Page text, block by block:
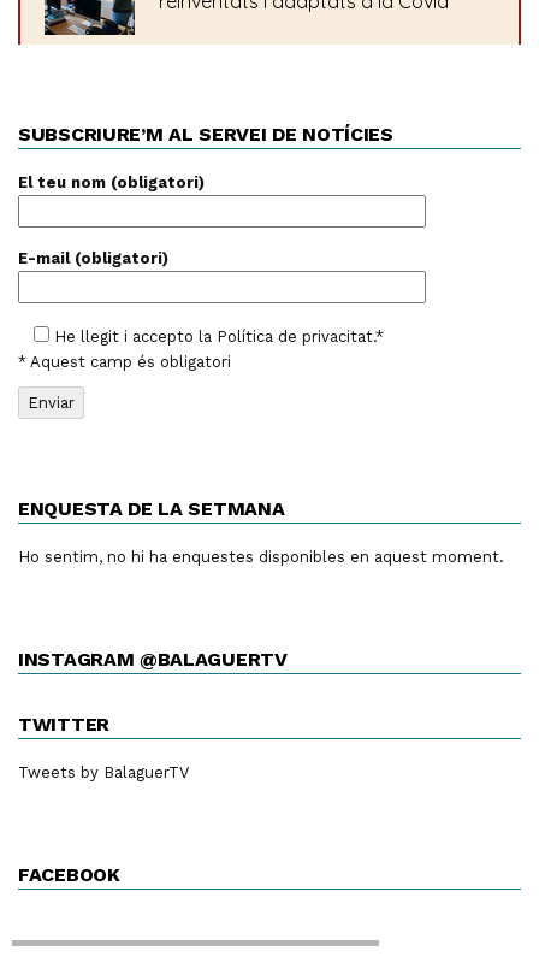
SUBSCRIURE’M AL SERVEI DE NOTÍCIES
El teu nom (obligatori)
E-mail (obligatori)
He llegit i accepto la Política de privacitat.*
* Aquest camp és obligatori
ENQUESTA DE LA SETMANA
Ho sentim, no hi ha enquestes disponibles en aquest moment.
INSTAGRAM @BALAGUERTV
TWITTER
Tweets by BalaguerTV
FACEBOOK